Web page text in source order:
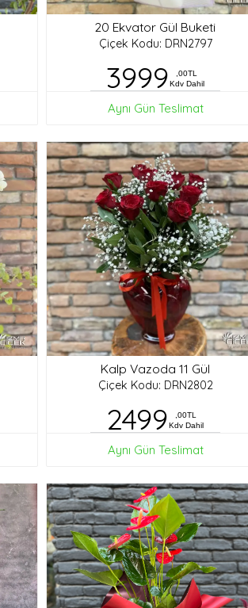
20 Ekvator Gül Buketi
Çiçek Kodu: DRN2797
3999
,00TL
Kdv Dahil
Aynı Gün Teslimat
Kalp Vazoda 11 Gül
Çiçek Kodu: DRN2802
2499
,00TL
Kdv Dahil
Aynı Gün Teslimat